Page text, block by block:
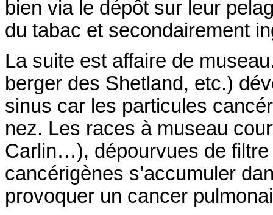
bien via le dépôt sur leur
du tabac et secondairement
La suite est affaire de
berger des Shetland, etc.)
sinus car les particules
nez. Les races à museau
Carlin…), dépourvues de
cancérigènes s’accumuler
provoquer un cancer